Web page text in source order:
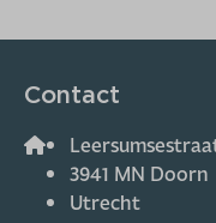
Contact
3941 MN Doorn
Utrecht